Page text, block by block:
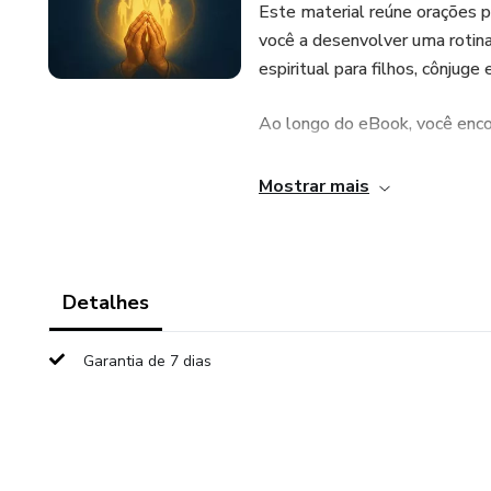
Este material reúne orações
você a desenvolver uma
espiritual para filhos, cônjuge
Ao longo do eBook, você
Orações de intercessão pelos
Mostrar mais
Detalhes
Garantia de 7 dias